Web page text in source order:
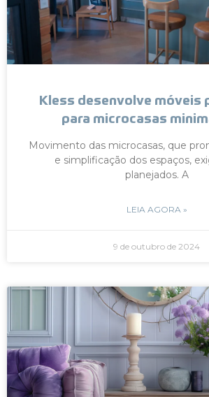
Kless desenvolve móveis
para microcasas
Movimento das microcasas, que
e simplificação dos espaços,
planejados. A
LEIA AGORA »
9 de outubro de 2024